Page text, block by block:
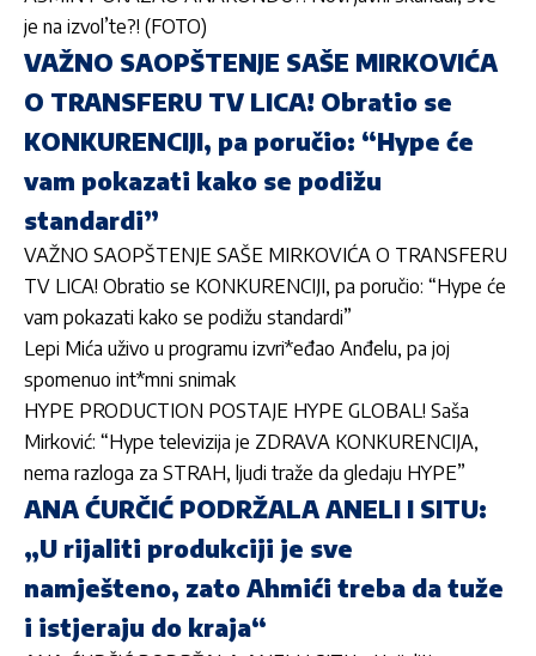
je na izvol’te?! (FOTO)
VAŽNO SAOPŠTENJE SAŠE MIRKOVIĆA
O TRANSFERU TV LICA! Obratio se
KONKURENCIJI, pa poručio: “Hype će
vam pokazati kako se podižu
standardi”
VAŽNO SAOPŠTENJE SAŠE MIRKOVIĆA O TRANSFERU
TV LICA! Obratio se KONKURENCIJI, pa poručio: “Hype će
vam pokazati kako se podižu standardi”
Lepi Mića uživo u programu izvri*eđao Anđelu, pa joj
spomenuo int*mni snimak
HYPE PRODUCTION POSTAJE HYPE GLOBAL! Saša
Mirković: “Hype televizija je ZDRAVA KONKURENCIJA,
nema razloga za STRAH, ljudi traže da gledaju HYPE”
ANA ĆURČIĆ PODRŽALA ANELI I SITU:
„U rijaliti produkciji je sve
namješteno, zato Ahmići treba da tuže
i istjeraju do kraja“